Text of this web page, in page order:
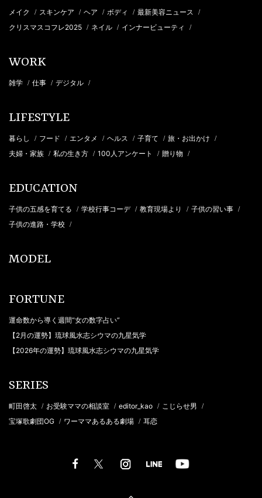
メイク / スキンケア / ヘア / ボディ / 最新美容ニュース /
クリスマスコフレ2025 / ネイル / インナービューティ /
WORK
雑学 / 仕事 / デジタル /
LIFESTYLE
暮らし / フード / エンタメ / ヘルス / 子育て / 旅・お出かけ /
夫婦・家族 / 私の生き方 / 100人アンケート / 贈り物 /
EDUCATION
子供の五感を育てる / 学校行事コーデ / 教育現場より / 子供の習い事 /
子供の進路・学校 /
MODEL
FORTUNE
運命数から導く週間“女の数字占い”
【2月の運勢】琉球風水志シウマの九星気学
【2026年の運勢】琉球風水志シウマの九星気学
SERIES
町田啓太 / お受験ママの相談室 / editor_kao / こじらせ男 /
宝塚歌劇団OG / ワーママあるある劇場 / 耳恋